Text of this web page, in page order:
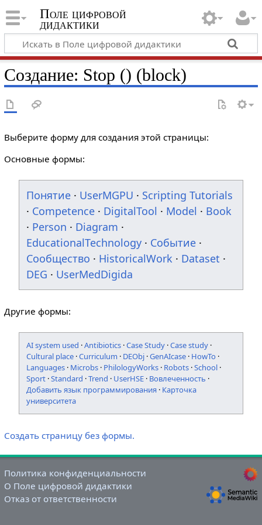
Поле цифровой
дидактики
Создание: Stop () (block)
Выберите форму для создания этой страницы:
Основные формы:
Понятие · UserMGPU · Scripting Tutorials
· Competence · DigitalTool · Model · Book
· Person · Diagram ·
EducationalTechnology · Событие ·
Сообщество · HistoricalWork · Dataset ·
DEG · UserMedDigida
Другие формы:
AI system used ·Antibiotics ·Case Study ·Case study ·
Cultural place ·Curriculum · DEObj ·GenAIcase · HowTo ·
Languages · Microbs · PhilologyWorks · Robots ·School ·
Sport ·Standard ·Trend · UserHSE · Вовлеченность ·
Добавить язык программирования · Карточка
университета
Создать страницу без формы.
Политика конфиденциальности
О Поле цифровой дидактики
Отказ от ответственности